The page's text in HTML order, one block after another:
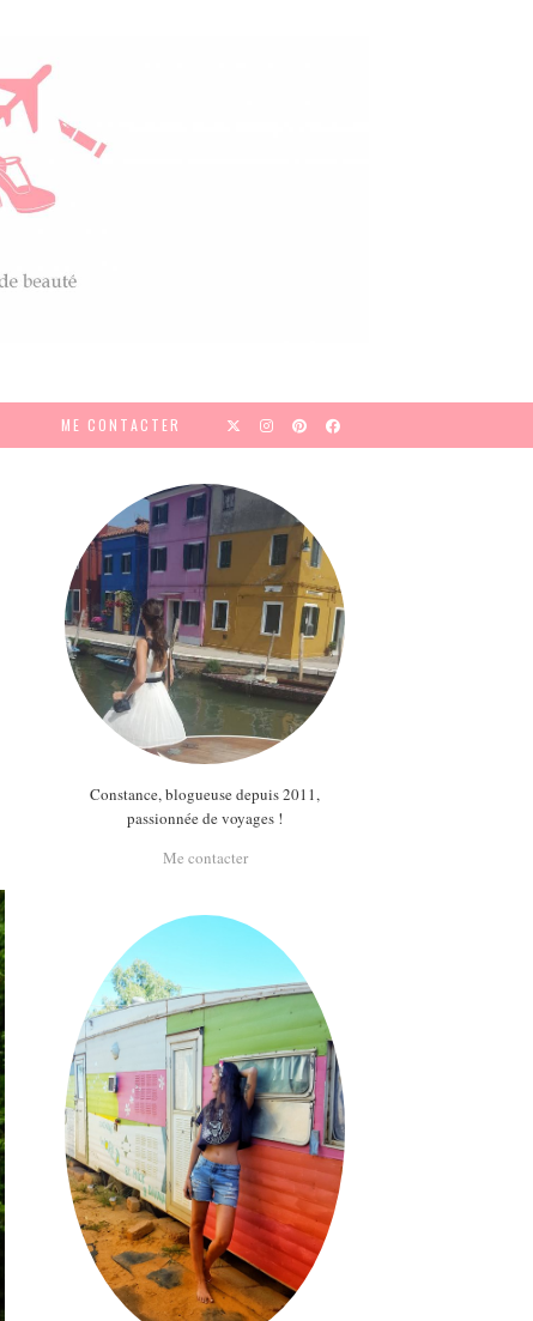
ME CONTACTER
Constance, blogueuse depuis 2011,
passionnée de voyages !
Me contacter